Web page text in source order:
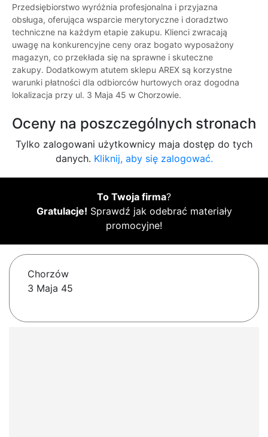
Przedsiębiorstwo wyróżnia profesjonalna i przyjazna
obsługa, oferująca wsparcie merytoryczne i doradztwo
techniczne na każdym etapie zakupu. Klienci zwracają
uwagę na konkurencyjne ceny oraz bogato wyposażony
magazyn, co przekłada się na sprawne i skuteczne
zakupy. Dodatkowym atutem sklepu AREX są korzystne
warunki płatności dla odbiorców hurtowych oraz dogodna
lokalizacja przy ul. 3 Maja 45 w Chorzowie.
Oceny na poszczególnych stronach
Tylko zalogowani użytkownicy maja dostęp do tych
danych. Kliknij, aby się zalogować.
To Twoja firma?
Gratulacje! Sprawdź jak odebrać materiały
promocyjne!
Chorzów
3 Maja 45